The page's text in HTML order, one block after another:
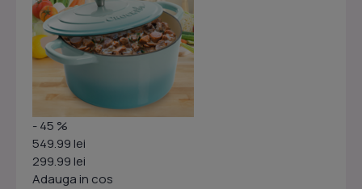
- 45 %
549.99 lei
299.99 lei
Adauga in cos